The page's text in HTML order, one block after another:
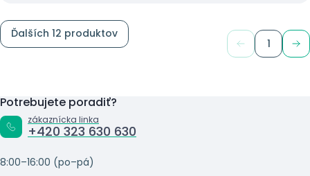
Ďalších 12 produktov
1
Potrebujete poradiť?
zákaznícka linka
+420 323 630 630
8:00–16:00 (po–pá)